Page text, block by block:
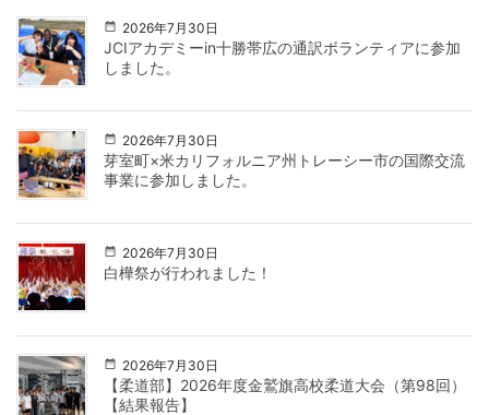
2026年7月30日
JCIアカデミーin十勝帯広の通訳ボランティアに参加
しました。
2026年7月30日
芽室町×米カリフォルニア州トレーシー市の国際交流
事業に参加しました。
2026年7月30日
白樺祭が行われました！
2026年7月30日
【柔道部】2026年度金鷲旗高校柔道大会（第98回）
【結果報告】